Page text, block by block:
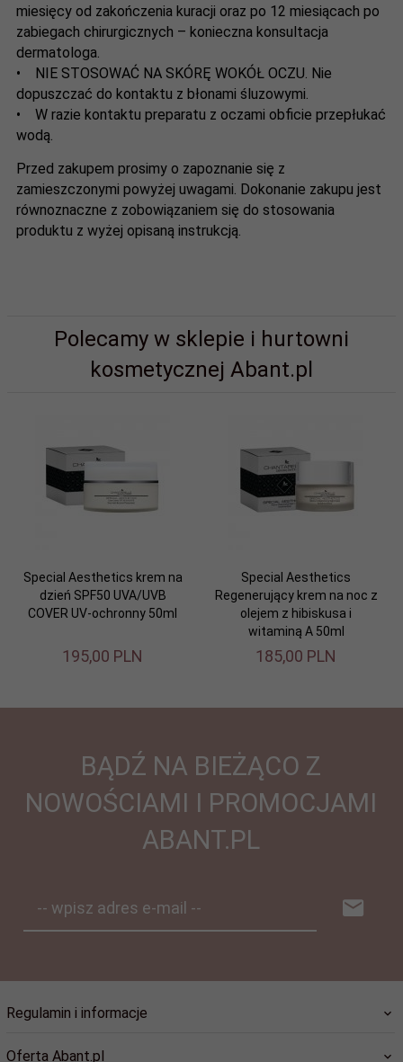
miesięcy od zakończenia kuracji oraz po 12 miesiącach po
zabiegach chirurgicznych – konieczna konsultacja
dermatologa.
• NIE STOSOWAĆ NA SKÓRĘ WOKÓŁ OCZU. Nie
dopuszczać do kontaktu z błonami śluzowymi.
• W razie kontaktu preparatu z oczami obficie przepłukać
wodą.
Przed zakupem prosimy o zapoznanie się z
zamieszczonymi powyżej uwagami. Dokonanie zakupu jest
równoznaczne z zobowiązaniem się do stosowania
produktu z wyżej opisaną instrukcją.
Polecamy w sklepie i hurtowni
kosmetycznej Abant.pl
Special Aesthetics krem na
dzień SPF50 UVA/UVB
COVER UV-ochronny 50ml
195,00 PLN
Special Aesthetics
Regenerujący krem na noc z
olejem z hibiskusa i
witaminą A 50ml
185,00 PLN
BĄDŹ NA BIEŻĄCO Z
NOWOŚCIAMI I PROMOCJAMI
ABANT.PL
-- wpisz adres e-mail --
Regulamin i informacje
Oferta Abant.pl